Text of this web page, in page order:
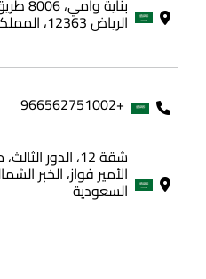
الرياض 12363، المملكة العربية السعودية
+966562751002
شقة 12، الدور
الأمير فواز، الخبر
السعودية